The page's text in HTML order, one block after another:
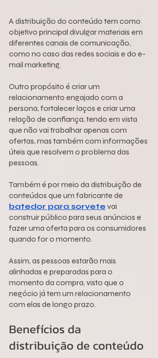
A distribuição do conteúdo tem como
objetivo principal divulgar materiais em
diferentes canais de comunicação,
como no caso das redes sociais e do e-
mail marketing.
Outro propósito é criar um
relacionamento engajado com a
persona, fortalecer laços e criar uma
relação de confiança, tendo em vista
que não vai trabalhar apenas com
ofertas, mas também com informações
úteis que resolvem o problema das
pessoas.
Também é por meio da distribuição de
conteúdos que um fabricante de
batedor para sorvete vai
construir público para seus anúncios e
fazer uma oferta para os consumidores
quando for o momento.
Assim, as pessoas estarão mais
alinhadas e preparadas para o
momento da compra, visto que o
negócio já tem um relacionamento
com elas de longo prazo.
Benefícios da
distribuição de conteúdo